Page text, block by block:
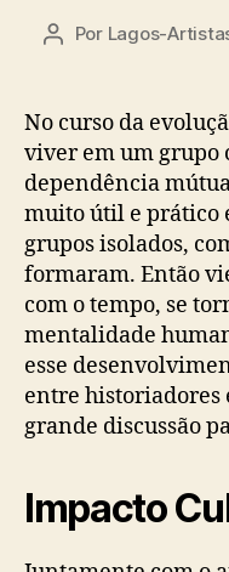
Autor
Por Lagos-
No curso da
viver em um grupo
dependência
muito útil e prático
grupos isolados,
formaram. Então
com o tempo, se
mentalidade
esse
entre historiadores
grande discussão
Impacto